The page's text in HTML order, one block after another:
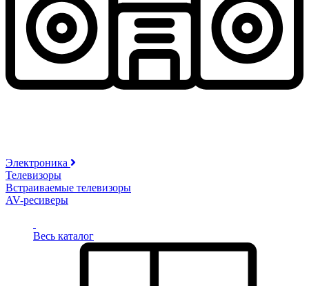
Электроника
Телевизоры
Встраиваемые телевизоры
AV-ресиверы
Весь каталог